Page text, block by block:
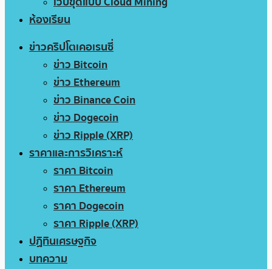
ห้องเรียน
ข่าวคริปโตเคอเรนซี่
ข่าว Bitcoin
ข่าว Ethereum
ข่าว Binance Coin
ข่าว Dogecoin
ข่าว Ripple (XRP)
ราคาและการวิเคราะห์
ราคา Bitcoin
ราคา Ethereum
ราคา Dogecoin
ราคา Ripple (XRP)
ปฏิทินเศรษฐกิจ
บทความ